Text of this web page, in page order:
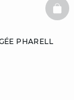
PHARELL